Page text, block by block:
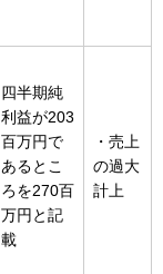
四半期純
利益が203
百万円で
あるとこ
ろを270百
万円と記
載
・売上
の過大
計上